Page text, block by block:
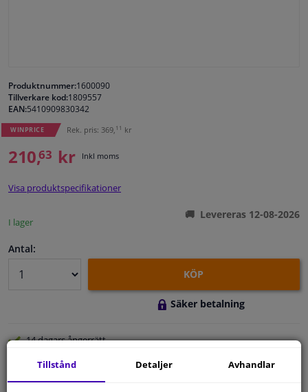
Bilvård & Tillbehör
Verkstad & Verktyg
Produktnummer:1600090
Tillverkare kod:1809557
EAN:5410909830342
WINPRICE Rek. pris: 369, 11 kr
210,63 kr Inkl moms
Visa produktspecifikationer
I lager
Levereras 12-08-2026
Antal:
KÖP
Säker betalning
14 dagarsångerrätt
Beställsmidigt och betala tryggt
Leverans inom 5 dagar
Tillstånd Detaljer Avhandlar